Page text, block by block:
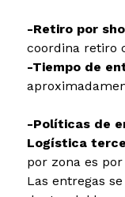
-Retiro por
coordina retiro
-Tiempo de
-Políticas de
Logística
por zona es
Las entregas